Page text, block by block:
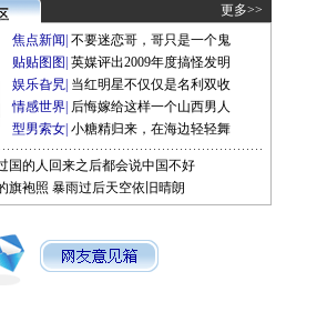
更多>>
焦点新闻 不要迷恋哥，哥只是一个鬼
贴贴图图 英媒评出2009年度搞怪发明
娱乐旮旯 当红明星不仅仅是名利双收
情感世界 后悔嫁给这样一个山西男人
型男索女 小糖精归来，在海边轻轻舞
国的人回来之后都会说中国不好
旗袍照 暴雨过后天空依旧晴朗